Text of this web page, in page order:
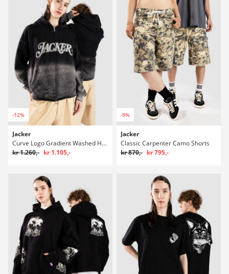
-12%
Jacker
Curve Logo Gradient Washed Hættetrøje med lynlås
kr 1.260,- kr 1.105,-
-9%
Jacker
Classic Carpenter Camo Shorts
kr 870,- kr 795,-